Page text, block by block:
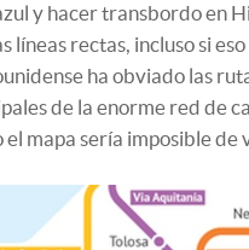
y hacer transbordo en
líneas rectas, incluso si
ha obviado las
de la enorme red de
mapa sería imposible de